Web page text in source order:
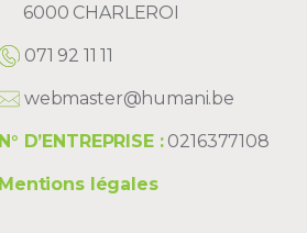
6000 CHARLEROI
071 92 11 11
webmaster@humani.be
N° D’ENTREPRISE :0216377108
Mentions légales